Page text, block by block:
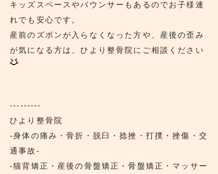
キッズスペースやバウンサーもあるのでお子様連
れでも安心です。
産前のズボンが入らなくなった方や、産後の歪み
が気になる方は、ひより整骨院にご相談ください
---------
ひより整骨院
‐身体の痛み・骨折・脱臼・捻挫・打撲・挫傷・交
通事故‐
‐猫背矯正・産後の骨盤矯正・骨盤矯正・マッサー